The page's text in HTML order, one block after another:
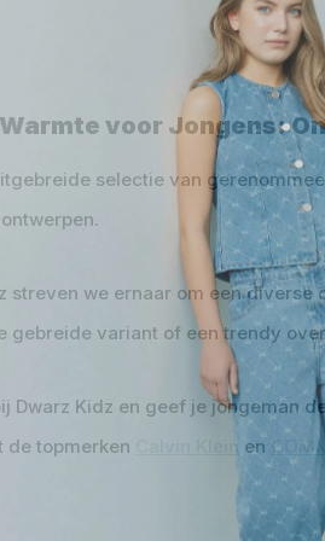
voor Jongens:
selectie van
streven we ernaar om een
gebreide variant of een trendy
Dwarz Kidz en geef je jongeman
de topmerken
Calvin Klein en